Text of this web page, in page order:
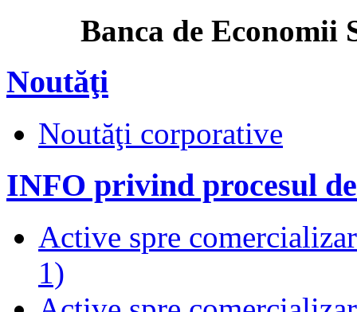
de Economii
Noutăţi
Noutăţi corporative
INFO privind procesul
Active spre
1)